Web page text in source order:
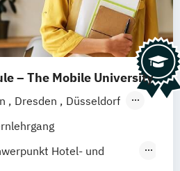
– The Mobile University
Dresden
Düsseldorf
Köln
Wien
Hotel- und